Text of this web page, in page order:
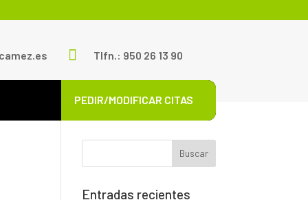
 Tlfn.: 950 26 13 90
PEDIR/MODIFICAR CITAS
Entradas recientes